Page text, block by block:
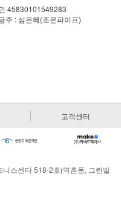
45830101549283
주 : 심은혜(조은파이프)
고객센터
스센타 518-2호(역촌동, 그린빌